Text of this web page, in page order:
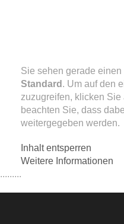
Sie sehen gerade
Standard . Um auf den
zuzugreifen, klicken Sie
beachten Sie, dass
weitergegeben werden.
Inhalt entsperren
Weitere Informationen
.........